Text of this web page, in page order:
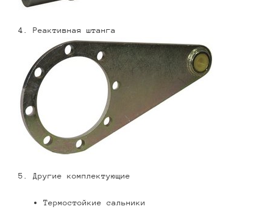
4. Реактивная штанга
5. Другие комплектующие
Термостойкие сальники